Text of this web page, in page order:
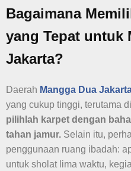
Bagaimana
yang Tepat untuk
Jakarta?
Daerah Mangga Dua
yang cukup tinggi, terutama
pilihlah karpet dengan
tahan jamur. Selain itu,
penggunaan ruang ibadah:
untuk sholat lima waktu,